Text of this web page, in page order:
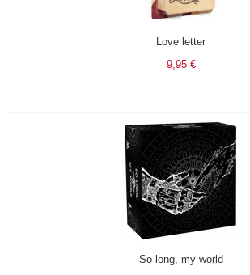
Love letter
9,95 €
So long, my world